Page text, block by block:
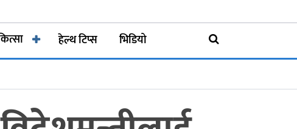
हेल्थ टिप्स
भिडियो